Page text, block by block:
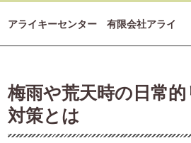
アライキーセンター 有限会社アライ
梅雨や荒天時の日常
対策とは